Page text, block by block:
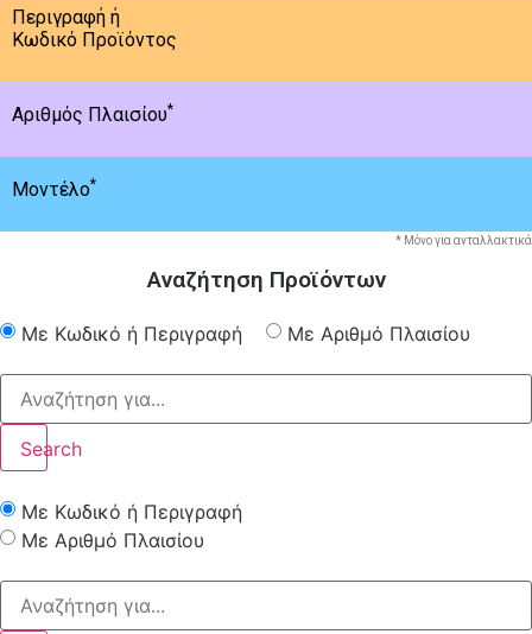
Περιγραφή ή
Κωδικό Προϊόντος
Αριθμός Πλαισίου*
Μοντέλο*
* Μόνο για ανταλλακτικά
Αναζήτηση Προϊόντων
Με Κωδικό ή Περιγραφή Με Αριθμό Πλαισίου
Search
Με Κωδικό ή Περιγραφή
Με Αριθμό Πλαισίου